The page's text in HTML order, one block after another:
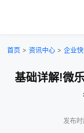
首页 > 资讯中心 > 企业
基础详解!微
发布